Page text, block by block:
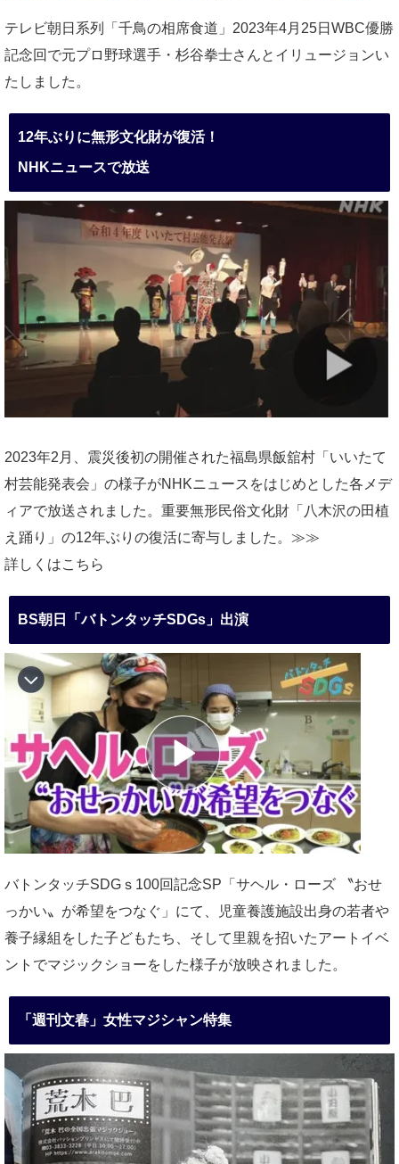
テレビ朝日系列「千鳥の相席食道」2023年4月25日WBC優勝
記念回で元プロ野球選手・杉谷拳士さんとイリュージョンい
たしました。
12年ぶりに無形文化財が復活！
NHKニュースで放送
2023年2月、震災後初の開催された福島県飯舘村「いいたて
村芸能発表会」の様子がNHKニュースをはじめとした各メデ
ィアで放送されました。重要無形民俗文化財「八木沢の田植
え踊り」の12年ぶりの復活に寄与しました。≫≫
詳しくはこちら
BS朝日「バトンタッチSDGs」出演
バトンタッチSDGｓ100回記念SP「サヘル・ローズ 〝おせ
っかい〟が希望をつなぐ」にて、児童養護施設出身の若者や
養子縁組をした子どもたち、そして里親を招いたアートイベ
ントでマジックショーをした様子が放映されました。
「週刊文春」女性マジシャン特集